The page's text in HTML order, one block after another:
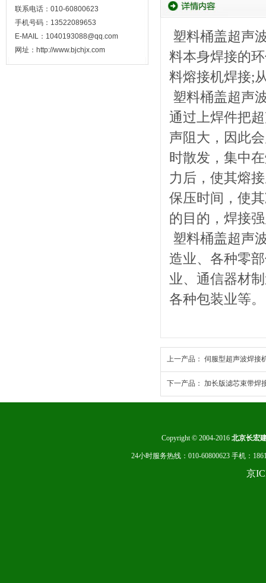
联系电话：010-60800623
手机号码：13522089653
E-MAIL：1040193088@qq.com
网址：http://www.bjchjx.com
塑料桶盖超声
料本身焊接的
料熔接机焊接;
塑料桶盖超声
通过上焊件把
声阻大，因此
时散发，集中
力后，使其熔
保压时间，使
的目的，焊接
塑料桶盖超声
造业、各种零
业、通信器材
各种包装业等。
上一产品： 伺服型超声波焊接
下一产品： 加长版滤芯束带焊
Copyright © 2004-2016 北京长宏
24小时服务热线：010-60800623 手机：
京